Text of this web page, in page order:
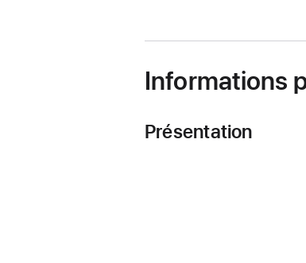
Informations
Présentation